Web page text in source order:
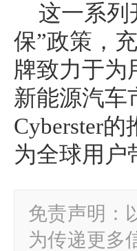
这一系列
保”政策，
牌致力于为
新能源汽车
Cyberster
为全球用户
免责声明：
为传递更多